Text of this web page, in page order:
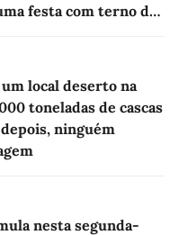
festa com terno de
local deserto na
toneladas de cascas
ninguém
nesta segunda-